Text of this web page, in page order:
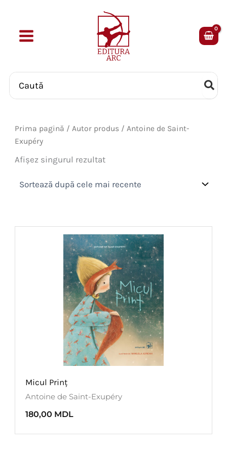
content
Search
for:
Prima pagină / Autor produs / Antoine de Saint-
Exupéry
Afișez singurul rezultat
Micul Prinț
Antoine de Saint-Exupéry
180,00 MDL